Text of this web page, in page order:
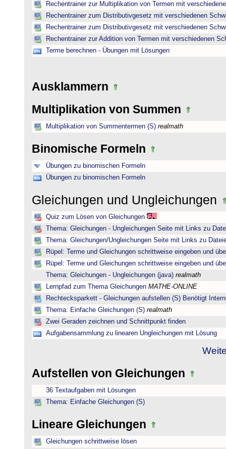
Rechentrainer zur Multiplikation von Termen mit
Rechentrainer zum Distributivgesetz mit verschiedenen
Rechentrainer zum Distributivgesetz mit verschiedenen
Rechentrainer zur Addition von Termen mit verschiedenen
Terme berechnen - Übungen mit Lösungen
Ausklammern
Multiplikation von Summen
Multiplikation von Summentermen (S) realmath
Binomische Formeln
Übungen zu binomischen Formeln
Übungen zu binomischen Formeln
Gleichungen und Ungleichungen
Quiz zum Lösen von Gleichungen
Thema: Gleichungen - Ungleichungen Seite mit Links zu
Thema: Gleichungen/Ungleichungen Seite mit Links zu
Rüpel: Terme und Gleichungen schrittweise eingeben und
Rüpel: Terme und Gleichungen schrittweise eingeben und
Thema: Gleichungen - Ungleichungen (java) realmath
Lernpfad zum Thema Gleichungen MATHE-ONLINE
Rechtecksparkett - Gleichungen aufstellen (S) Benötigt
Thema: Einfache Gleichungen (S) realmath
Zwei Geraden zeichnen und Schnittpunkt finden
Aufgabensammlung zu linearen Ungleichungen mit Lösung
Aufstellen von Gleichungen
36 Textaufgaben mit Lösungen
Thema: Einfache Gleichungen (S)
Lineare Gleichungen
Gleichungen schrittweise lösen